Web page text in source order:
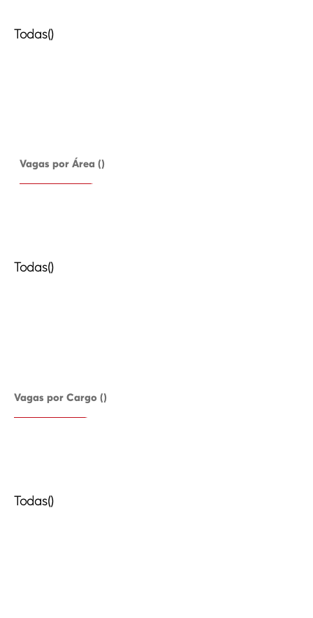
Todas()
Vagas por Área ()
Todas()
Vagas por Cargo ()
Todas()